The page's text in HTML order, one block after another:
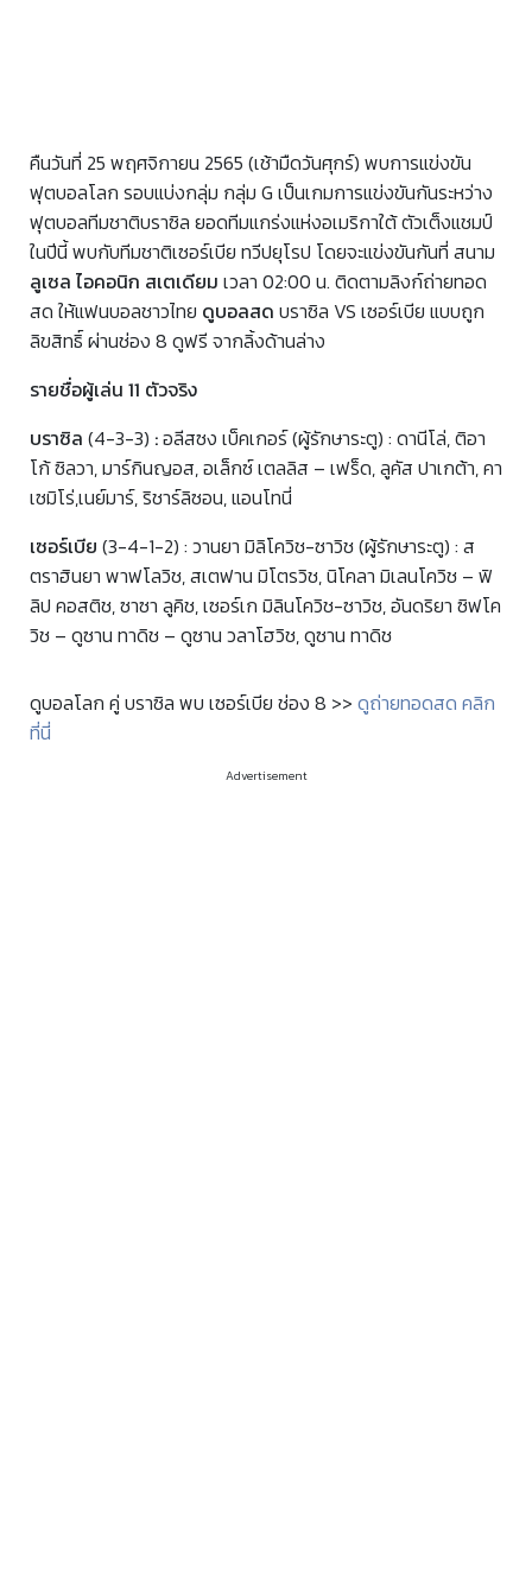
คืนวันที่ 25 พฤศจิกายน 2565 (เช้ามืดวันศุกร์) พบการแข่งขัน
ฟุตบอลโลก รอบแบ่งกลุ่ม กลุ่ม G เป็นเกมการแข่งขันกันระหว่าง
ฟุตบอลทีมชาติบราซิล ยอดทีมแกร่งแห่งอเมริกาใต้ ตัวเต็งแชมป์
ในปีนี้ พบกับทีมชาติเซอร์เบีย ทวีปยุโรป โดยจะแข่งขันกันที่ สนาม
ลูเซล ไอคอนิก สเตเดียม เวลา 02:00 น. ติดตามลิงก์ถ่ายทอด
สด ให้แฟนบอลชาวไทย ดูบอลสด บราซิล VS เซอร์เบีย แบบถูก
ลิขสิทธิ์ ผ่านช่อง 8 ดูฟรี จากลิ้งด้านล่าง
รายชื่อผู้เล่น 11 ตัวจริง
บราซิล (4-3-3) :อลีสซง เบ็คเกอร์ (ผู้รักษาระตู) : ดานีโล่, ติอา
โก้ ซิลวา, มาร์กินญอส, อเล็กซ์ เตลลิส – เฟร็ด, ลูคัส ปาเกต้า, คา
เซมิโร่,เนย์มาร์, ริชาร์ลิซอน, แอนโทนี่
เซอร์เบีย (3-4-1-2) : วานยา มิลิโควิช-ซาวิช (ผู้รักษาระตู) : ส
ตราฮินยา พาฟโลวิช, สเตฟาน มิโตรวิช, นิโคลา มิเลนโควิช – ฟิ
ลิป คอสติช, ซาซา ลูคิช, เซอร์เก มิลินโควิช-ซาวิช, อันดริยา ซิฟโค
วิช – ดูซาน ทาดิช – ดูซาน วลาโฮวิช, ดูซาน ทาดิช
ดูบอลโลก คู่ บราซิล พบ เซอร์เบีย ช่อง 8 >> ดูถ่ายทอดสด คลิก
ที่นี่
Advertisement